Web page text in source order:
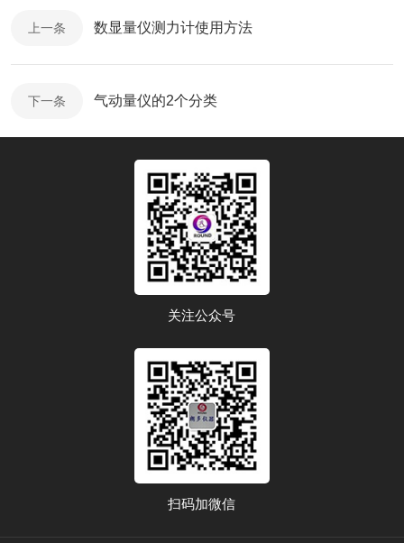
上一条 数显量仪测力计使用方法
下一条 气动量仪的2个分类
关注公众号
扫码加微信